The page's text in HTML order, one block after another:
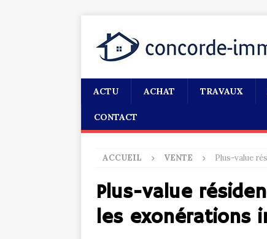
ACTU ACHAT TRAVAUX
CONTACT
ACCUEIL VENTE Plus-value
Plus-value
les exonérations